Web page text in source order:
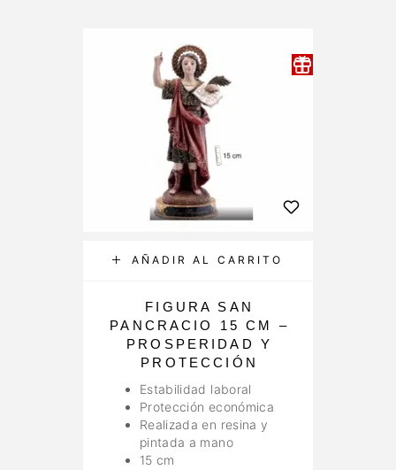
AÑADIR AL CARRITO
FIGURA SAN
PANCRACIO 15 CM –
PROSPERIDAD Y
PROTECCIÓN
Estabilidad laboral
Protección económica
Realizada en resina y
pintada a mano
15 cm